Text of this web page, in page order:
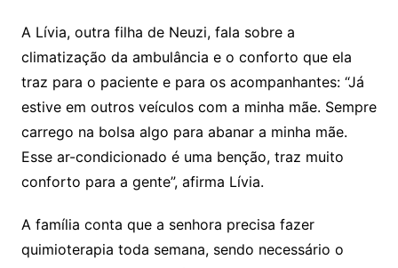
A Lívia, outra filha de Neuzi, fala sobre a
climatização da ambulância e o conforto que ela
traz para o paciente e para os acompanhantes: “Já
estive em outros veículos com a minha mãe. Sempre
carrego na bolsa algo para abanar a minha mãe.
Esse ar-condicionado é uma benção, traz muito
conforto para a gente”, afirma Lívia.
A família conta que a senhora precisa fazer
quimioterapia toda semana, sendo necessário o